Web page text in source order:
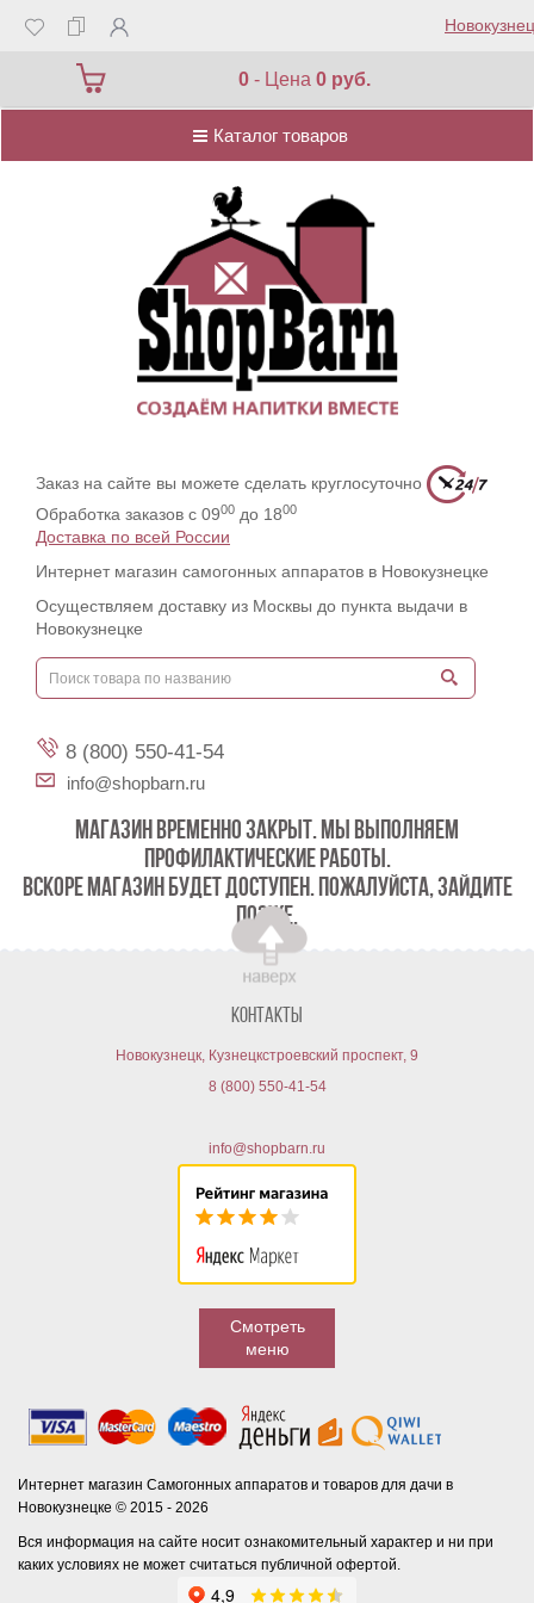
0 - Цена0 руб.
Каталог товаров
Каталог товаров
Заказ на сайте вы можете сделать круглосуточно
Обработка заказов с 0900 до 1800
Доставка по всей России
Интернет магазин самогонных аппаратов в Новокузнецке
Осуществляем доставку из Москвы до пункта выдачи в
Новокузнецке
8 (800) 550-41-54
info@shopbarn.ru
МАГАЗИН ВРЕМЕННО ЗАКРЫТ. МЫ ВЫПОЛНЯЕМ
ПРОФИЛАКТИЧЕСКИЕ РАБОТЫ.
ВСКОРЕ МАГАЗИН БУДЕТ ДОСТУПЕН. ПОЖАЛУЙСТА, ЗАЙДИТЕ
ПОЗЖЕ.
Контакты
Новокузнецк, Кузнецкстроевский проспект, 9
8 (800) 550-41-54
info@shopbarn.ru
Смотреть
меню
Интернет магазин Самогонных аппаратов и товаров для дачи в
Новокузнецке © 2015 - 2026
Вся информация на сайте носит ознакомительный характер и ни при
каких условиях не может считаться публичной офертой.